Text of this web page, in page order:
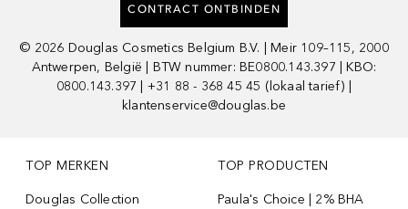
CONTRACT ONTBINDEN
© 2026 Douglas Cosmetics Belgium B.V. | Meir 109–115, 2000
Antwerpen, België | BTW nummer: BE0800.143.397 | KBO:
0800.143.397 | +31 88 - 368 45 45 (lokaal tarief) |
klantenservice@douglas.be
TOP MERKEN
Douglas Collection
TOP PRODUCTEN
Paula's Choice | 2% BHA